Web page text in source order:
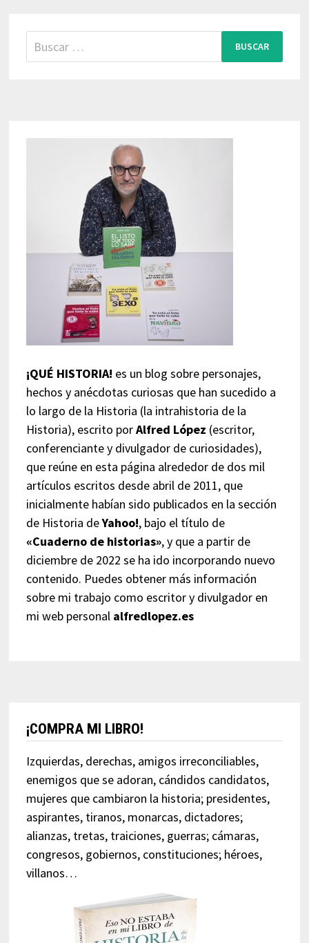
Buscar:
¡QUÉ HISTORIA! es un blog sobre personajes,
hechos y anécdotas curiosas que han sucedido a
lo largo de la Historia (la intrahistoria de la
Historia), escrito porAlfred López (escritor,
conferenciante y divulgador de curiosidades),
que reúne en esta página alrededor de dos mil
artículos escritos desde abril de 2011, que
inicialmente habían sido publicados en la sección
de Historia deYahoo!, bajo el título de
«Cuaderno de historias», y que a partir de
diciembre de 2022 se ha ido incorporando nuevo
contenido. Puedes obtener más información
sobre mi trabajo como escritor y divulgador en
mi web personal alfredlopez.es
¡COMPRA MI LIBRO!
Izquierdas, derechas, amigos irreconciliables,
enemigos que se adoran, cándidos candidatos,
mujeres que cambiaron la historia; presidentes,
aspirantes, tiranos, monarcas, dictadores;
alianzas, tretas, traiciones, guerras; cámaras,
congresos, gobiernos, constituciones; héroes,
villanos…